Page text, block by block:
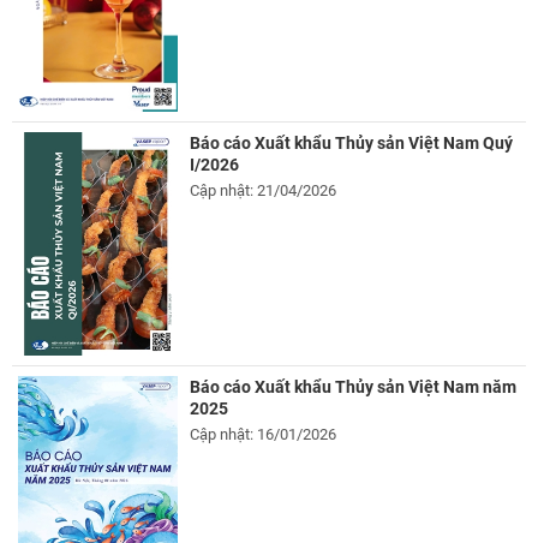
Báo cáo Xuất khẩu Thủy sản Việt Nam Quý
I/2026
Cập nhật: 21/04/2026
Báo cáo Xuất khẩu Thủy sản Việt Nam năm
2025
Cập nhật: 16/01/2026